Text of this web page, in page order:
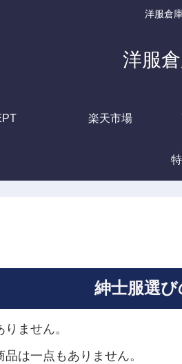
洋服倉
洋服
楽天市場
紳士服選
ません。
は一点もありません。